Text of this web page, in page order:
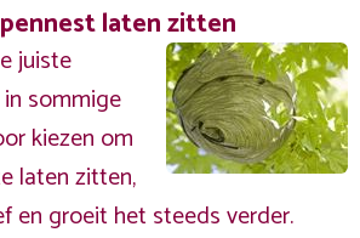
laten zitten
juiste
sommige
kiezen om
laten zitten,
en groeit het steeds verder.